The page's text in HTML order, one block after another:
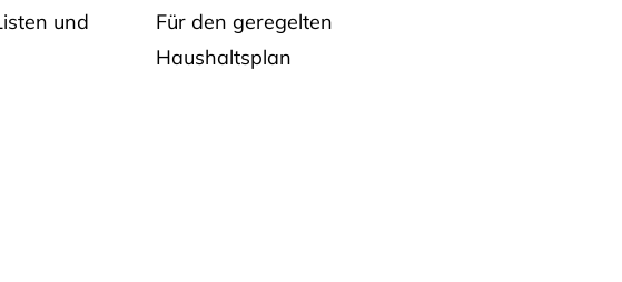
und
Für den geregelten
Haushaltsplan